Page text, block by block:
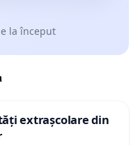
la început
extrașcolare din